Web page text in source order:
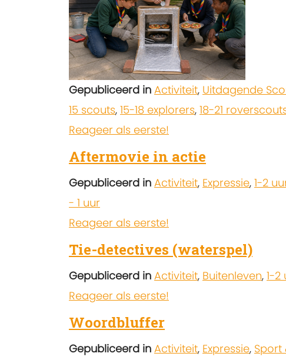
Gepubliceerd in Activiteit, Uitdagende
15 scouts, 15-18 explorers, 18-21
Reageer als eerste!
Aftermovie in actie
Gepubliceerd in Activiteit, Expressie, 1-2
- 1 uur
Reageer als eerste!
Tie-detectives (waterspel)
Gepubliceerd in Activiteit, Buitenleven, 1-2
Reageer als eerste!
Woordbluffer
Gepubliceerd in Activiteit, Expressie, Sport